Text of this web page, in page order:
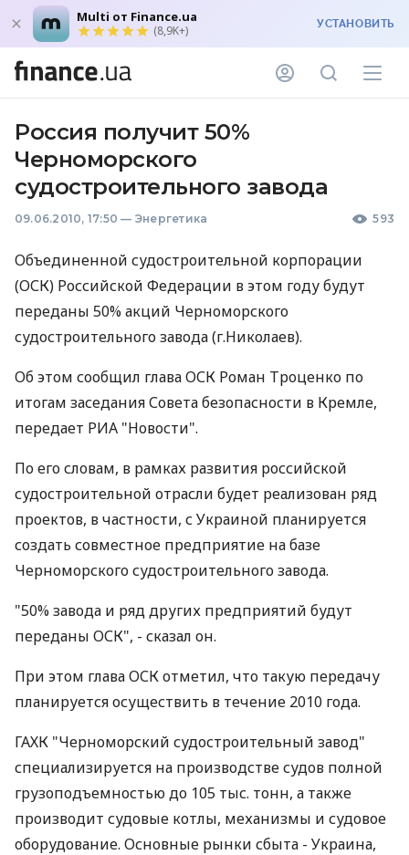
Multi от Finance.ua
(8,9K+) УСТАНОВИТЬ
Россия получит 50%
Черноморского
судостроительного завода
09.06.2010, 17:50 — Энергетика 593
Объединенной судостроительной корпорации
(ОСК) Российской Федерации в этом году будут
переданы 50% акций Черноморского
судостроительного завода (г.Николаев).
Об этом сообщил глава ОСК Роман Троценко по
итогам заседания Совета безопасности в Кремле,
передает РИА "Новости".
По его словам, в рамках развития российской
судостроительной отрасли будет реализован ряд
проектов, в частности, с Украиной планируется
создать совместное предприятие на базе
Черноморского судостроительного завода.
"50% завода и ряд других предприятий будут
переданы ОСК", - сказал он.
При этом глава ОСК отметил, что такую передачу
планируется осуществить в течение 2010 года.
ГАХК "Черноморский судостроительный завод"
специализируется на производстве судов полной
грузоподъемностью до 105 тыс. тонн, а также
производит судовые котлы, механизмы и судовое
оборудование. Основные рынки сбыта - Украина,